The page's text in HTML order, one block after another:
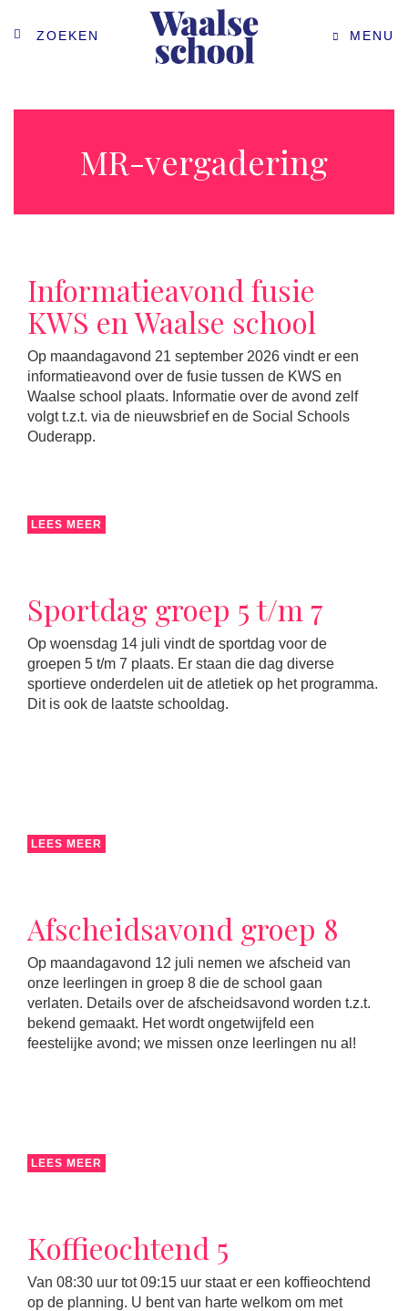
ZOEKEN MENU
MR-vergadering
Informatieavond fusie
KWS en Waalse school
Op maandagavond 21 september 2026 vindt er een
informatieavond over de fusie tussen de KWS en
Waalse school plaats. Informatie over de avond zelf
volgt t.z.t. via de nieuwsbrief en de Social Schools
Ouderapp.
LEES MEER
Sportdag groep 5 t/m 7
Op woensdag 14 juli vindt de sportdag voor de
groepen 5 t/m 7 plaats. Er staan die dag diverse
sportieve onderdelen uit de atletiek op het programma.
Dit is ook de laatste schooldag.
LEES MEER
Afscheidsavond groep 8
Op maandagavond 12 juli nemen we afscheid van
onze leerlingen in groep 8 die de school gaan
verlaten. Details over de afscheidsavond worden t.z.t.
bekend gemaakt. Het wordt ongetwijfeld een
feestelijke avond; we missen onze leerlingen nu al!
LEES MEER
Koffieochtend 5
Van 08:30 uur tot 09:15 uur staat er een koffieochtend
op de planning. U bent van harte welkom om met